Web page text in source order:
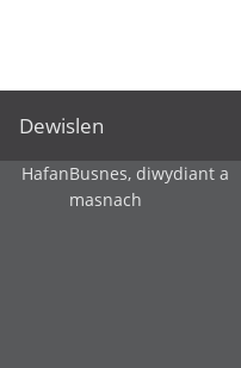
Dewislen
HafanBusnes, diwydiant a
masnach